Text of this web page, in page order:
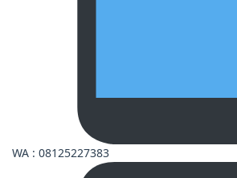
WA : 08125227383